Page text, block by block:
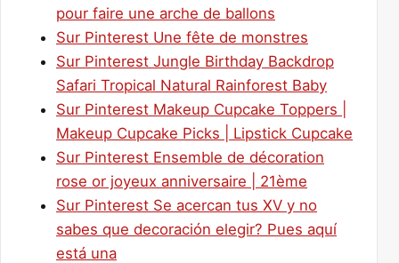
pour faire une arche de ballons
Sur Pinterest Une fête de monstres
Sur Pinterest Jungle Birthday Backdrop
Safari Tropical Natural Rainforest Baby
Sur Pinterest Makeup Cupcake Toppers |
Makeup Cupcake Picks | Lipstick Cupcake
Sur Pinterest Ensemble de décoration
rose or joyeux anniversaire | 21ème
Sur Pinterest Se acercan tus XV y no
sabes que decoración elegir? Pues aquí
está una